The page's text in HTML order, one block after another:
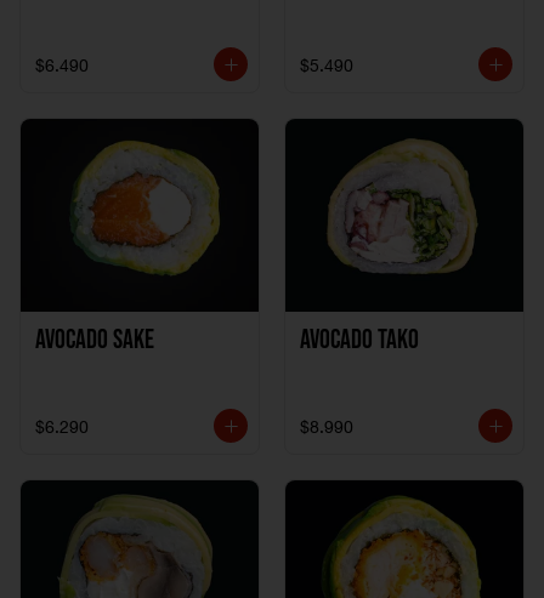
$6.490 $5.490
Avocado Sake
$6.290
Avocado Tako
$8.990